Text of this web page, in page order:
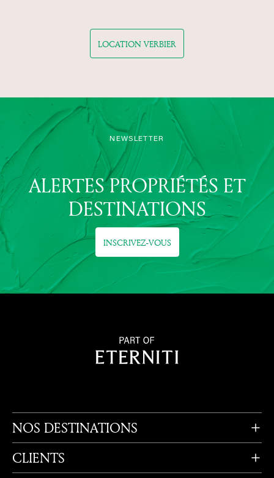
LOCATION VERBIER
NEWSLETTER
ALERTES PROPRIÉTÉS ET
DESTINATIONS
INSCRIVEZ-VOUS
NOS DESTINATIONS
CLIENTS